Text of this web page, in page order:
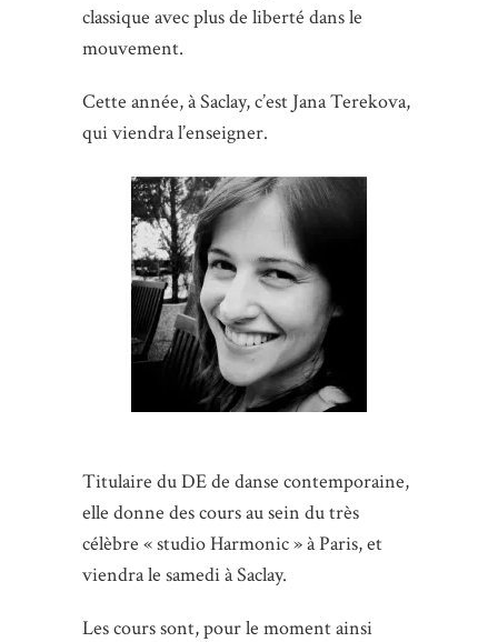
classique avec plus de liberté dans le
mouvement.
Cette année, à Saclay, c’est Jana Terekova,
qui viendra l’enseigner.
Titulaire du DE de danse contemporaine,
elle donne des cours au sein du très
célèbre « studio Harmonic » à Paris, et
viendra le samedi à Saclay.
Les cours sont, pour le moment ainsi